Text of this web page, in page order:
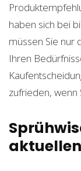
haben sich bei
müssen Sie nur
Ihren
zufrieden, wenn